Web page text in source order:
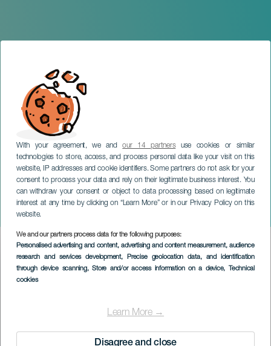
With your agreement, we andour 14 partnersuse cookies or similar
technologies to store, access, and process personal data like your visit on this
website, IP addresses and cookie identifiers. Some partners do not ask for your
consent to process your data and rely on their legitimate business interest. You
can withdraw your consent or object to data processing based on legitimate
interest at any time by clicking on “Learn More” or in our Privacy Policy on this
website.
We and our partners process data for the following purposes:
Personalised advertising and content, advertising and content measurement, audience
research and services development, Precise geolocation data, and identification
through device scanning, Store and/or access information on a device, Technical
cookies
Learn More →
Disagree and close
Timple Gathering
LA GRACIOSA
Imagen
Listado